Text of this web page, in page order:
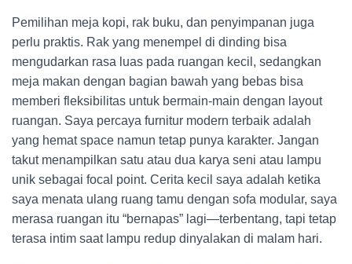
Pemilihan meja kopi, rak buku, dan penyimpanan juga
perlu praktis. Rak yang menempel di dinding bisa
mengudarkan rasa luas pada ruangan kecil, sedangkan
meja makan dengan bagian bawah yang bebas bisa
memberi fleksibilitas untuk bermain-main dengan layout
ruangan. Saya percaya furnitur modern terbaik adalah
yang hemat space namun tetap punya karakter. Jangan
takut menampilkan satu atau dua karya seni atau lampu
unik sebagai focal point. Cerita kecil saya adalah ketika
saya menata ulang ruang tamu dengan sofa modular, saya
merasa ruangan itu “bernapas” lagi—terbentang, tapi tetap
terasa intim saat lampu redup dinyalakan di malam hari.